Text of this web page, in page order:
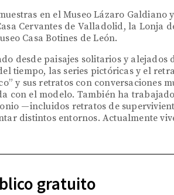
en el Museo Lázaro Galdiano
Cervantes de Valladolid, la Lonja
Casa Botines de León.
desde paisajes solitarios y alejados
tiempo, las series pictóricas y el
y sus retratos con conversaciones
con el modelo. También ha
—incluidos retratos de
distintos entornos. Actualmente
gratuito